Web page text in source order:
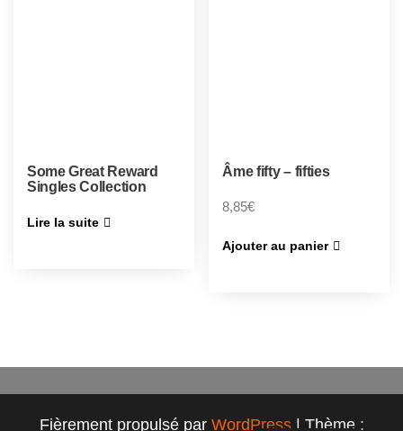
Some Great Reward
Singles Collection
Lire la suite
Âme fifty – fifties
8,85€
Ajouter au panier
Fièrement propulsé par WordPress | Thème :